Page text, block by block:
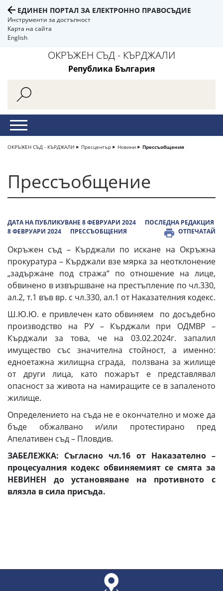
ЕДИНЕН ПОРТАЛ ЗА ЕЛЕКТРОННО ПРАВОСЪДИЕ
Инструменти за достъпност
Карта на сайта
English
ОКРЪЖЕН СЪД - КЪРДЖАЛИ
Република България
ОКРЪЖЕН СЪД - КЪРДЖАЛИ Пресцентър Новини Прессъобщения
Прессъобщение
ДАТА НА ПУБЛИКУВАНЕ 8 ФЕВРУАРИ 2024
ПОСЛЕДНА РЕДАКЦИЯ
8 ФЕВРУАРИ 2024
ПРЕССЪОБЩЕНИЯ ОТПЕЧАТАЙ
Окръжен съд – Кърджали по искане на Окръжна
прокуратура – Кърджали взе мярка за неотклонение
„задържане под стража“ по отношение на лице,
обвинено в извършване на престъпление по чл.330,
ал.2, т.1 във вр. с чл.330, ал.1 от Наказателния кодекс.
Ш.Ю.Ю. е привлечен като обвиняем по досъдебно
производство на РУ – Кърджали при ОДМВР –
Кърджали за това, че на 03.02.2024г. запалил
имущество със значителна стойност, а именно:
едноетажна жилищна сграда, ползвана за жилище
от други лица, като пожарът е представлявал
опасност за живота на намиращите се в запаленото
жилище.
Определението на съда не е окончателно и може да
бъде обжалвано и/или протестирано пред
Апелативен съд – Пловдив.
ЗАБЕЛЕЖКА: Съгласно чл.16 от Наказателно –
процесуалния кодекс обвиняемият се смята за
НЕВИНЕН до установяване на противното с
влязла в сила присъда.